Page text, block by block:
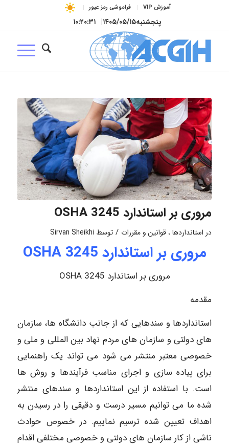
آموزش VIP فراموشی رمز عبور
پنجشنبه۱۴۰۵/۰۵/۱۵| ۱۰:۲۰:۳۲
مروری بر استاندارد OSHA 3245
در استانداردها ، قوانین و مقررات / توسط Sirvan Sheikhi
مروری بر استاندارد OSHA 3245
مروری بر استاندارد OSHA 3245
مقدمه
استانداردها و سندهایی که از جانب دانشگاه ها، سازمان
های دولتی و سازمان های مردم نهاد بین المللی و ملی و
خصوصی معتبر منتشر می شود می تواند یک راهنمایی
برای پیاده سازی و اجرای مناسب فرآیندها و روش ها
است. با استفاده از این استانداردها و سندهای منتشر
شده ما می توانیم مسیر درست و دقیقی را در رسیدن به
اهداف تعیین شده ترسیم نماییم. در خصوص حوادث
ناشی از کار سازمان های دولتی و خصوصی مختلفی اقدام